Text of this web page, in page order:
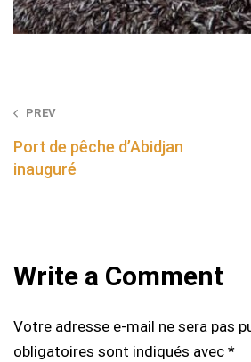
Post
navigation
PREV
Port de pêche d’Abidjan
inauguré
Write a Comment
Votre adresse e-mail ne sera pas
obligatoires sont indiqués avec *